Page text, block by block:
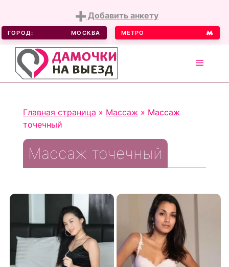
content
Добавить анкету
ГОРОД: МОСКВА МЕТРО
MENU
Главная страница » Массаж » Массаж
точечный
Массаж точечный